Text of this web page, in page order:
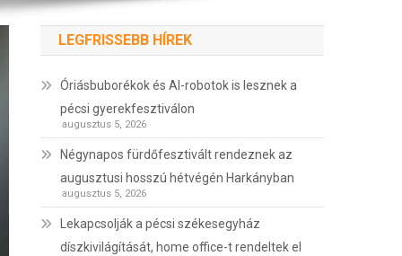
LEGFRISSEBB HÍREK
Óriásbuborékok és AI-robotok is lesznek a
pécsi gyerekfesztiválon
augusztus 5, 2026
Négynapos fürdőfesztivált rendeznek az
augusztusi hosszú hétvégén Harkányban
augusztus 5, 2026
Lekapcsolják a pécsi székesegyház
díszkivilágítását, home office-t rendeltek el